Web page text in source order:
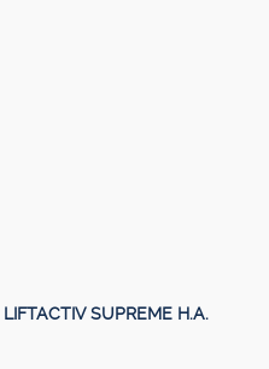
LIFTACTIV SUPREME H.A.